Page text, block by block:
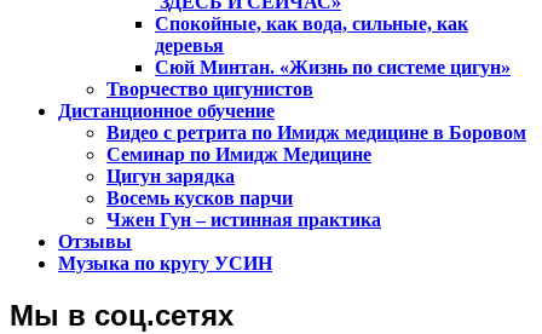
Спокойные, как вода, сильные, как
деревья
Сюй Минтан. «Жизнь по системе цигун»
Творчество цигунистов
Дистанционное обучение
Видео с ретрита по Имидж медицине в Боровом
Семинар по Имидж Медицине
Цигун зарядка
Восемь кусков парчи
Чжен Гун – истинная практика
Отзывы
Музыка по кругу УСИН
Мы в соц.сетях